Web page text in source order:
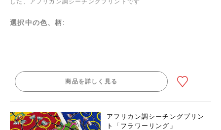
した、アフリカン調シーチングプリントです
選択中の色、柄:
商品を詳しく見る
アフリカン調シーチングプリン
ト「フラワーリング」